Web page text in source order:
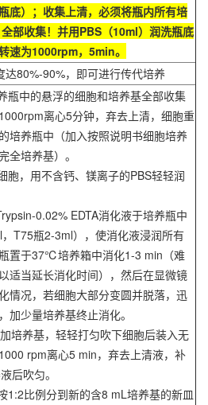
底）；收集上清，必须将瓶内所有培
部收集！并用PBS（10ml）润洗瓶底
速为1000rpm，5min。
达80%-90%，即可进行传代培养
瓶中的悬浮的细胞和培养基全部收集
离心5分钟，弃去上清，细胞重
培养瓶中（加入按照说明书细胞培养
全培养基）。
胞，用不含钙、镁离子的PBS轻轻润
0.02% EDTA消化液于培养瓶中
，T75瓶2-3ml），使消化液浸润所有
置于37℃培养箱中消化1-3 min（难
适当延长消化时间），然后在显微镜
情况，若细胞大部分变圆并脱落，迅
加少量培养基终止消化。
培养基，轻轻打匀吹下细胞后装入无
rpm离心5 min，弃去上清液，补
后吹匀。
1:2比例分到新的含8 mL培养基的新皿